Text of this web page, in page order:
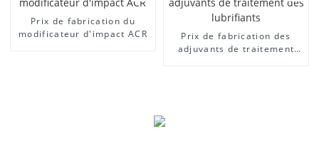
Prix ​​de fabrication du
modificateur d'impact ACR
Prix ​​de fabrication des
adjuvants de traitement